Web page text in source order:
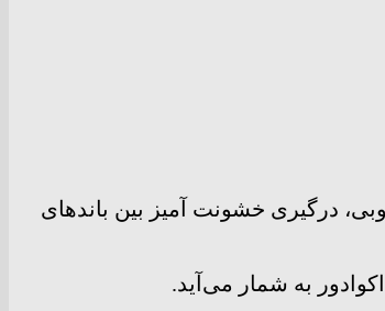
درگیری خشونت آمیز بین باند‌های
به شمار می‌آید.